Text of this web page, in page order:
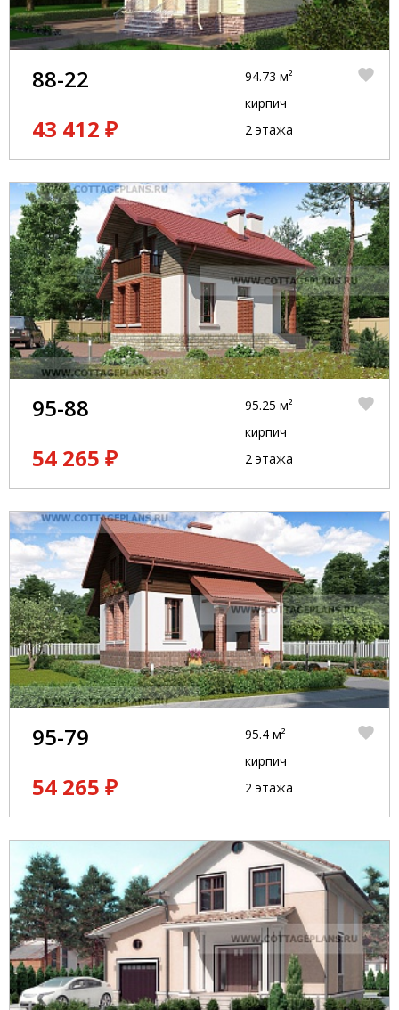
88-22
43 412 ₽
94.73 м²
кирпич
2 этажа
95-88
54 265 ₽
95.25 м²
кирпич
2 этажа
95-79
54 265 ₽
95.4 м²
кирпич
2 этажа